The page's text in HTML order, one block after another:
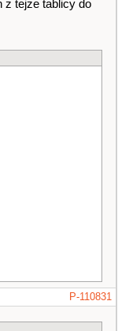
z tejże tablicy do
P-110831